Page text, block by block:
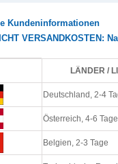
Kundeninformationen
VERSANDKOSTEN:
LÄNDER /
Deutschland, 2-4
Österreich, 4-6 Tage
Belgien, 2-3 Tage